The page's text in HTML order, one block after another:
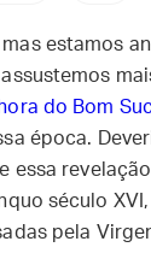
estamos
do Bom
época.
essa
século
pela